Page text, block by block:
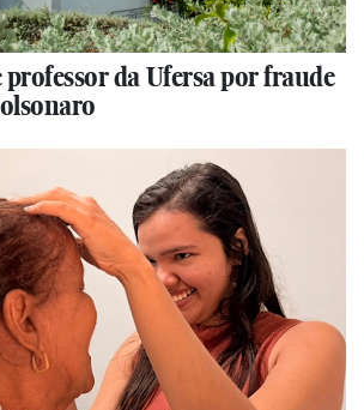
professor da Ufersa por fraude